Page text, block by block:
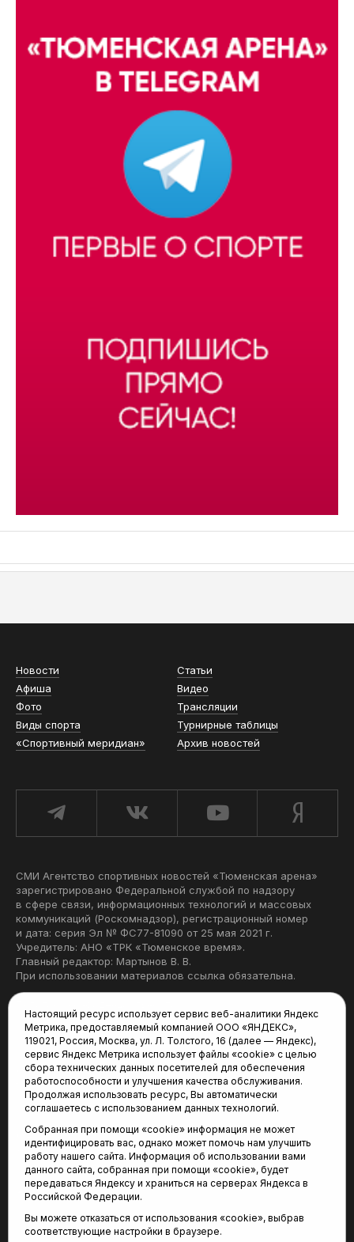
Новости
Статьи
Афиша
Видео
Фото
Трансляции
Виды спорта
Турнирные таблицы
«Спортивный меридиан»
Архив новостей
СМИ Агентство спортивных новостей «Тюменская арена»
зарегистрировано Федеральной службой по надзору
в сфере связи, информационных технологий и массовых
коммуникаций (Роскомнадзор), регистрационный номер
и дата: серия Эл № ФС77-81090 от 25 мая 2021 г.
Учредитель: АНО «ТРК «Тюменское время».
Главный редактор: Мартынов В. В.
При использовании материалов ссылка обязательна.
Редакция:
625035, Тюмень, пр. Геологоразведчиков, 28А
(3452) 68-22-28
tum-arena@mail.ru
Отдел продаж:
(3452) 68-89-78
kotovaev@sibinformburo.ru
Настоящий ресурс использует сервис веб-аналитики Яндекс
Метрика, предоставляемый компанией ООО «ЯНДЕКС»,
119021, Россия, Москва, ул. Л. Толстого, 16 (далее — Яндекс),
сервис Яндекс Метрика использует файлы «cookie» с целью
сбора технических данных посетителей для обеспечения
работоспособности и улучшения качества обслуживания.
Продолжая использовать ресурс, Вы автоматически
соглашаетесь с использованием данных технологий.
Собранная при помощи «cookie» информация не может
идентифицировать вас, однако может помочь нам улучшить
работу нашего сайта. Информация об использовании вами
данного сайта, собранная при помощи «cookie», будет
передаваться Яндексу и храниться на серверах Яндекса в
Российской Федерации.
Вы можете отказаться от использования «cookie», выбрав
соответствующие настройки в браузере.